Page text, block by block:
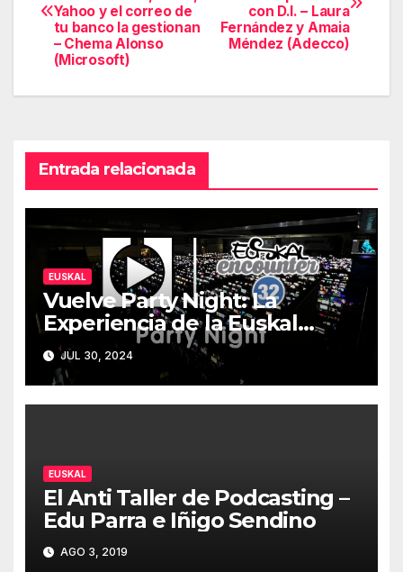
de
entradas
con D.I. – Laura
Fernández y Amaia
Méndez (Adecco)
Yahoo y el correo de
tu banco la gestionan
– Chema Alonso
(Microsoft)
Entrada relacionada
EUSKAL
Vuelve Party Night: La
Experiencia de la Euskal
Encounter 32 – Party Night
2024
JUL 30, 2024
EUSKAL
El Anti Taller de Podcasting –
Edu Parra e Iñigo Sendino
AGO 3, 2019